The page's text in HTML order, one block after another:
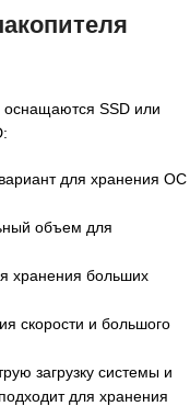
SSD или
для хранения ОС
объем для
хранения больших
скорости и большого
загрузку системы и
для хранения